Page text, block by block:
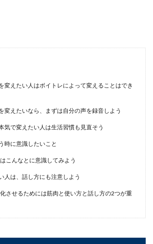
が使われてい...
革財布のクリーニング方法！長く愛用
の黒ずみ汚れが気になっている人もいますよね。
変えたい人はボイトレによって変えることはでき
変えたいなら、まずは自分の声を録音しよう
気で変えたい人は生活習慣も見直そう
時に意識したいこと
こんなとに意識してみよう
人は、話し方にも注意しよう
させるためには筋肉と使い方と話し方の2つが重